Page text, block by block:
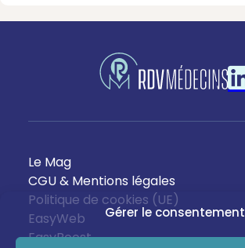
Gérer le consentement
Le Mag
CGU & Mentions légales
Politique de cookies (UE)
EasyWeb
EasyBoost